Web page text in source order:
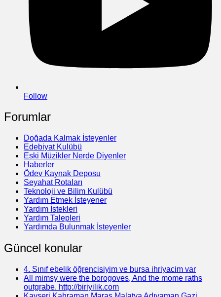
Follow
Forumlar
Doğada Kalmak İsteyenler
Edebiyat Kulübü
Eski Müzikler Nerde Diyenler
Haberler
Ödev Kaynak Deposu
Seyahat Rotaları
Teknoloji ve Bilim Kulübü
Yardım Etmek İsteyener
Yardım İstekleri
Yardım Talepleri
Yardımda Bulunmak İsteyenler
Güncel konular
4. Sınıf ebelik öğrencisiyim ve bursa ihriyacim var
All mimsy were the borogoves, And the mome raths
outgrabe. http://biriyilik.com